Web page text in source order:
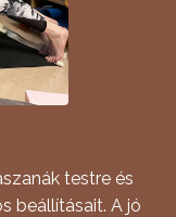
testre és
beállításait. A jó